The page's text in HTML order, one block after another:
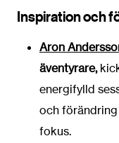
Inspiration och
Aron
äventyrare,
energifylld
och
fokus.